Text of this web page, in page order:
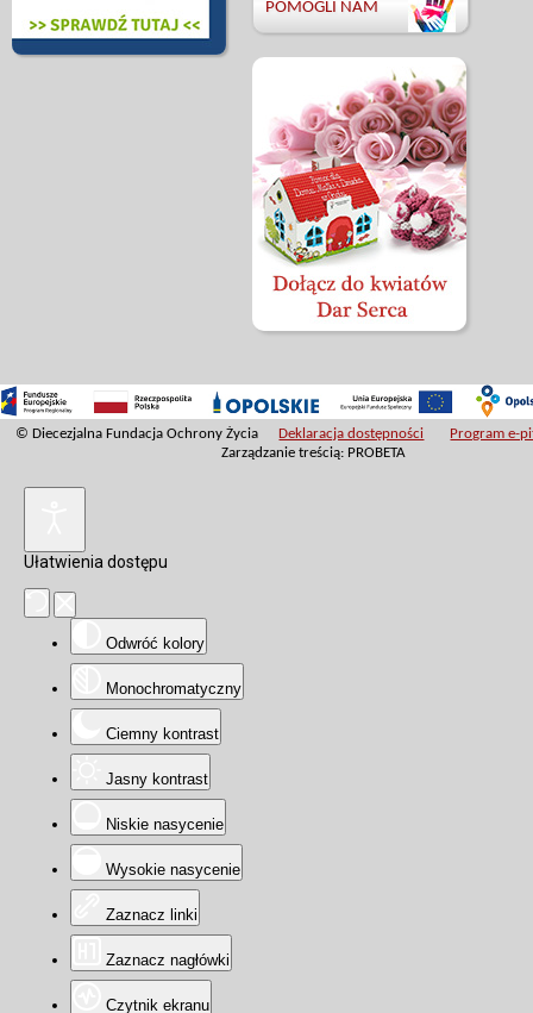
POMOGLI NAM
© Diecezjalna Fundacja Ochrony Życia Deklaracja dostępności
Program e-
Zarządzanie treścią: PROBETA
Ułatwienia dostępu
Odwróć kolory
Monochromatyczny
Ciemny kontrast
Jasny kontrast
Niskie nasycenie
Wysokie nasycenie
Zaznacz linki
Zaznacz nagłówki
Czytnik ekranu